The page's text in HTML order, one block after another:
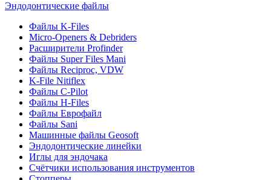
Эндодонтические файлы
Файлы K-Files
Micro-Openers & Debriders
Расширители Profinder
Файлы Super Files Mani
Файлы Reciproc, VDW
K-File Nitiflex
Файлы C-Pilot
Файлы H-Files
Файлы Еврофайл
Файлы Sani
Машинные файлы Geosoft
Эндодонтические линейки
Иглы для эндочака
Счётчики использования инструментов